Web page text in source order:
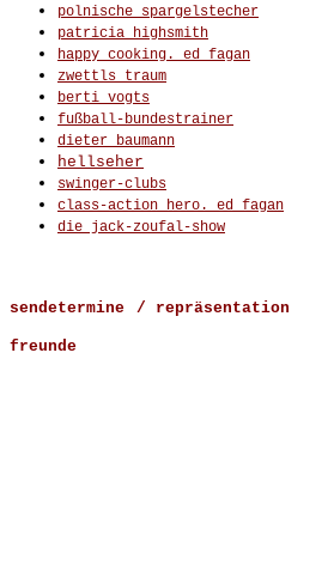
polnische spargelstecher
patricia highsmith
happy cooking. ed fagan
zwettls traum
berti vogts
fußball-bundestrainer
dieter baumann
hellseher
swinger-clubs
class-action hero. ed fagan
die jack-zoufal-show
sendetermine / repräsentation
freunde